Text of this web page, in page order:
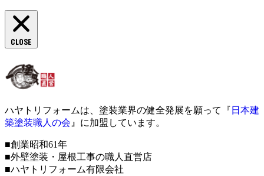
CLOSE
ハヤトリフォームは、塗装業界の健全発展を願って『 日本建
築塗装職人の会 』に加盟しています。
■創業昭和61年
■外壁塗装・屋根工事の職人直営店
■ハヤトリフォーム有限会社